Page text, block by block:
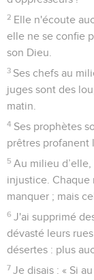
2 Elle n'écoute
elle ne se confie
son Dieu.
3 Ses chefs au
juges sont des
matin.
4 Ses prophètes
prêtres profanent
5 Au milieu
injustice. Chaque
manquer ; mais
6 J'ai supprimé
dévasté leurs
désertes : plus
7 Je disais : « Si